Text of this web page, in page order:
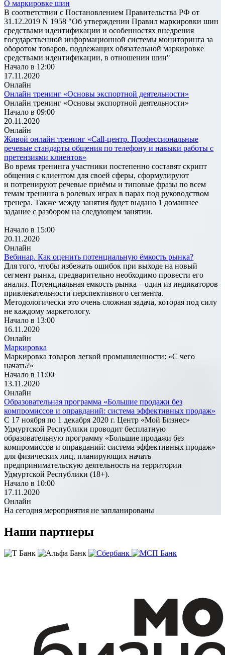
О маркировке шин
В соответствии с Постановлением Правительства РФ от
31.12.2019 N 1958 "Об утверждении Правил маркировки шин
средствами идентификации и особенностях внедрения
государственной информационной системы мониторинга за
оборотом товаров, подлежащих обязательной маркировке
средствами идентификации, в отношении шин"
Начало в 12:00
17.11.2020
Онлайн
Онлайн тренинг «Основы экспортной деятельности»
Онлайн тренинг «Основы экспортной деятельности»
Начало в 09:00
20.11.2020
Онлайн
Живой онлайн тренинг «Call-центр. Профессиональные
речевые стандарты общения по телефону и навыки работы с
претензиями клиентов»
Во время тренинга участники постепенно составят скрипт
общения с клиентом для своей сферы, сформулируют
и потренируют речевые приёмы и типовые фразы по всем
темам тренинга в ролевых играх в парах под руководством
тренера. Также между занятия будет выдано 1 домашнее
задание с разбором на следующем занятии.
Начало в 15:00
20.11.2020
Онлайн
Вебинар. Как оценить потенциальную ёмкость рынка?
Для того, чтобы избежать ошибок при выходе на новый
сегмент рынка, предварительно необходимо провести его
анализ. Потенциальная емкость рынка – один из индикаторов
привлекательности перспективного сегмента.
Методологически это очень сложная задача, которая под силу
не каждому маркетологу.
Начало в 13:00
16.11.2020
Онлайн
Маркировка
Маркировка товаров легкой промышленности: «С чего
начать?»
Начало в 11:00
13.11.2020
Онлайн
Образовательная программа «Большие продажи без
компромиссов и оправданий: система эффективных продаж»
С 17 ноября по 1 декабря 2020 г. Центр «Мой Бизнес»
Удмуртской Республики проводит бесплатную
образовательную программу «Большие продажи без
компромиссов и оправданий: система эффективных продаж»
для физических лиц, планирующих начать
предпринимательскую деятельность на территории
Удмуртской Республики (18+).
Начало в 10:00
17.11.2020
Онлайн
На сегодня мероприятия не запланированы
Наши партнеры